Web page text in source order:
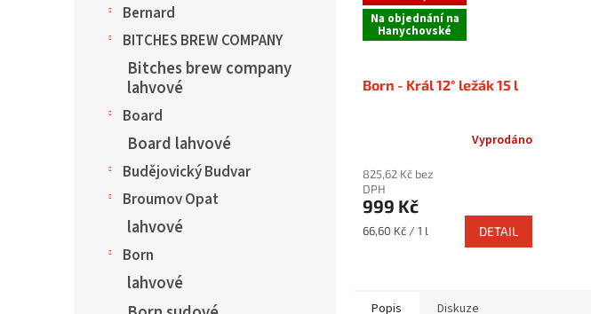
Bernard
BITCHES BREW COMPANY
Bitches brew company
lahvové
Board
Board lahvové
Budějovický Budvar
Broumov Opat
lahvové
Born
lahvové
Na objednání na
Hanychovské
Born - Král 12° ležák 15 l
Vyprodáno
825,62 Kč bez
DPH
999 Kč
Měrná
66,60 Kč / 1 l DETAIL
Popis Diskuze